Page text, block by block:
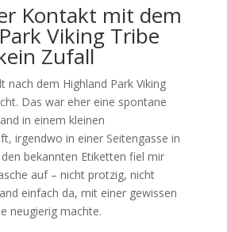
Kontakt mit dem
Viking Tribe
Zufall
nach dem Highland Park Viking
Das war eher eine spontane
in einem kleinen
irgendwo in einer Seitengasse in
bekannten Etiketten fiel mir
auf – nicht protzig, nicht
einfach da, mit einer gewissen
neugierig machte.